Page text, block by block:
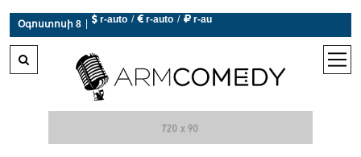
Օգոստոսի 8
 r-auto /  r-auto /  r-au
open